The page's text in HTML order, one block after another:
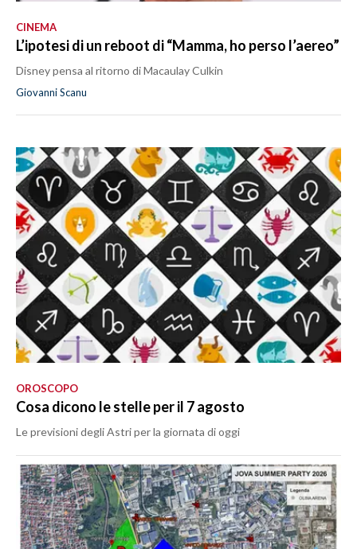
CINEMA
L’ipotesi di un reboot di “Mamma, ho perso l’aereo”
Disney pensa al ritorno di Macaulay Culkin
Giovanni Scanu
OROSCOPO
Cosa dicono le stelle per il 7 agosto
Le previsioni degli Astri per la giornata di oggi